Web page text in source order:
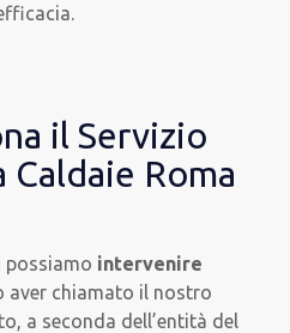
il Servizio
Caldaie Roma
possiamo intervenire
aver chiamato il nostro
a seconda dell’entità del